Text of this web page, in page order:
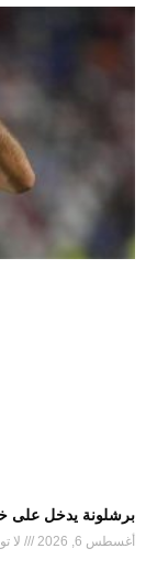
برشلونة يدخل على
أغسطس 6, 2026 لا